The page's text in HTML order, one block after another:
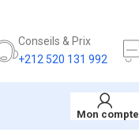
Conseils & Prix
+212 520 131 992
Mon compte